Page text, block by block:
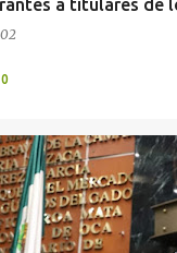
a titulares de
0
GUERRERO